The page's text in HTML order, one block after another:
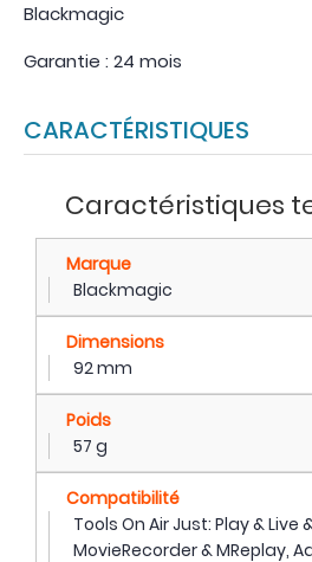
Blackmagic
Garantie : 24 mois
CARACTÉRISTIQUES
Caractéristiques
Marque
Blackmagic
Dimensions
92 mm
Poids
57 g
Compatibilité
Tools On Air Just: Play & Live
MovieRecorder & MReplay,